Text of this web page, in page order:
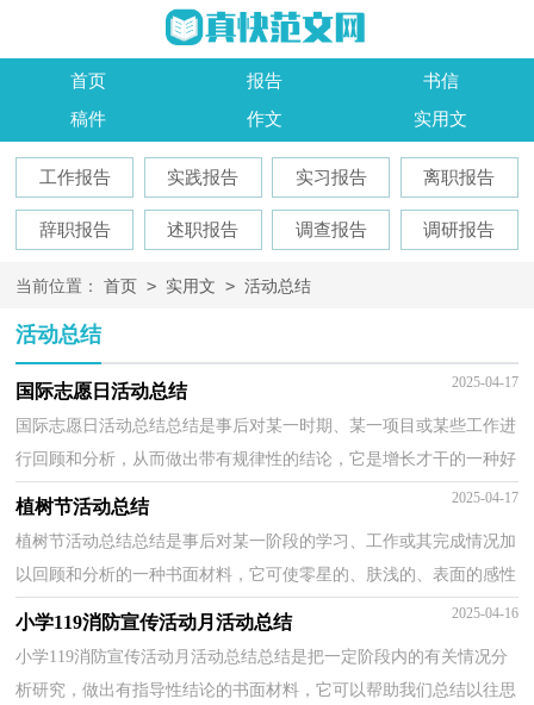
首页 报告
书信
稿件
作文 实用文
工作报告 实践报告 实习报告 离职报告
辞职报告 述职报告 调查报告 调研报告
当前位置： 首页 > 实用文 > 活动总结
活动总结
国际志愿日活动总结 2025-04-17
国际志愿日活动总结总结是事后对某一时期、某一项目或某些工作进
行回顾和分析，从而做出带有规律性的结论，它是增长才干的一种好
办法，让我们一起认真地写一份总结吧。总结你想好...
植树节活动总结 2025-04-17
植树节活动总结总结是事后对某一阶段的学习、工作或其完成情况加
以回顾和分析的一种书面材料，它可使零星的、肤浅的、表面的感性
认知上升到全面的、系统的、本质的理性认识上...
小学119消防宣传活动月活动总结 2025-04-16
小学119消防宣传活动月活动总结总结是把一定阶段内的有关情况分
析研究，做出有指导性结论的书面材料，它可以帮助我们总结以往思